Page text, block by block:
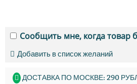
Сообщить мне, когда товар
Добавить в список желаний
ДОСТАВКА ПО МОСКВЕ: 290